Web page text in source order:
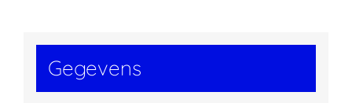
Gegevens